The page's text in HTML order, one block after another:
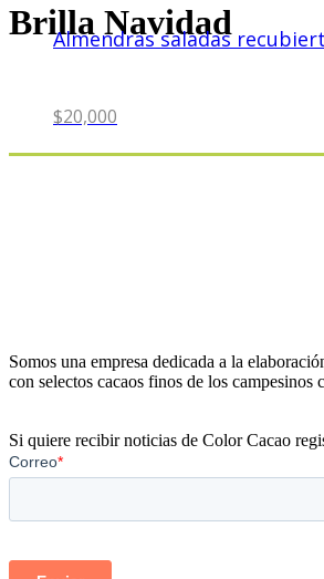
Brilla Navidad
Almendras saladas
$20,000
Somos una empresa dedicada a la
con selectos cacaos finos de los
Si quiere recibir noticias de Color Cacao